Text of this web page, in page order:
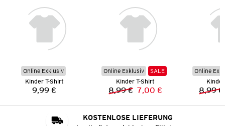
Online Exklusiv
Kinder T-Shirt
Preis:
9,99 €
Online Exklusiv
SALE
Kinder T-Shirt
Vorheriger Preis:
8,99 € Neuer Preis:
7,00 €
Online
8,99 €
KOSTENLOSE LIEFERUNG